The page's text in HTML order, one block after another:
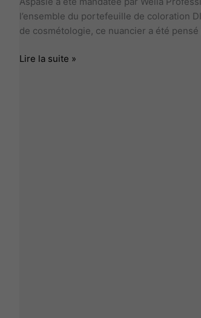
l’ensemble du portefeuille de coloration
de cosmétologie, ce nuancier a été
par
Wella
Lire la suite »